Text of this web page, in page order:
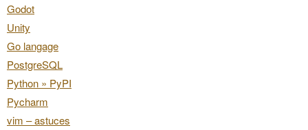
Godot
Unity
Go langage
PostgreSQL
Python » PyPI
Pycharm
vim – astuces